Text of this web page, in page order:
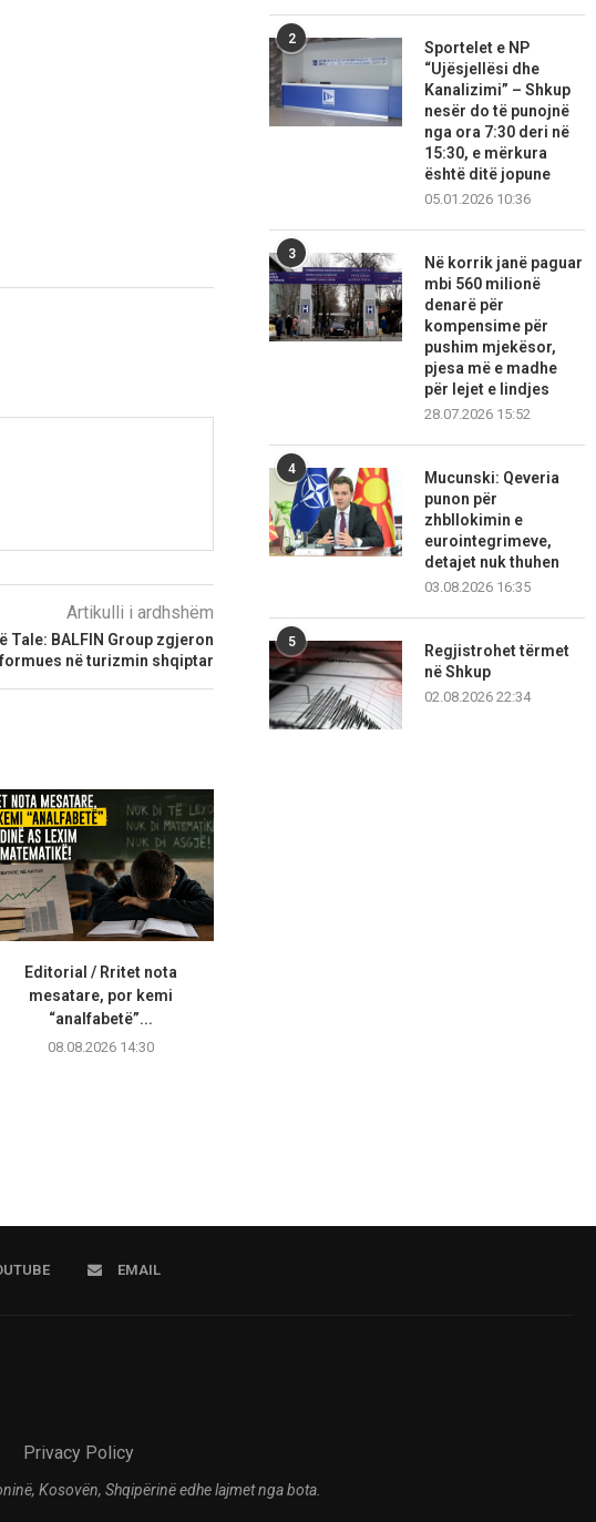
Artikulli i ardhshëm
Tale: BALFIN Group zgjeron
në turizmin shqiptar
Editorial / Rritet nota
mesatare, por kemi
“analfabetë”...
08.08.2026 14:30
2
Sportelet e NP
“Ujësjellësi dhe
Kanalizimi” – Shkup
nesër do të punojnë
nga ora 7:30 deri në
15:30, e mërkura
është ditë jopune
05.01.2026 10:36
3
Në korrik janë paguar
mbi 560 milionë
denarë për
kompensime për
pushim mjekësor,
pjesa më e madhe
për lejet e lindjes
28.07.2026 15:52
4
Mucunski: Qeveria
punon për
zhbllokimin e
eurointegrimeve,
detajet nuk thuhen
03.08.2026 16:35
5
Regjistrohet tërmet
në Shkup
02.08.2026 22:34
EMAIL
Privacy Policy
Kosovën, Shqipërinë edhe lajmet nga bota.